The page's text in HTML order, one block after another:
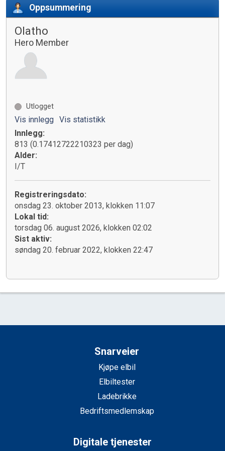
Oppsummering
Olatho
Hero Member
Utlogget
Vis innlegg Vis statistikk
Innlegg:
813 (0.17412722210323 per dag)
Alder:
I/T
Registreringsdato:
onsdag 23. oktober 2013, klokken 11:07
Lokal tid:
torsdag 06. august 2026, klokken 02:02
Sist aktiv:
søndag 20. februar 2022, klokken 22:47
Snarveier
Kjøpe elbil
Elbiltester
Ladebrikke
Bedriftsmedlemskap
Digitale tjenester